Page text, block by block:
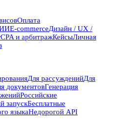
Оплата
ИИE-commerceДизайн / UX /
CPA и арбитражКейсыЛичная
Для рассужденийДля
документовГенерация
Российские
запускБесплатные
языкаНедорогой API